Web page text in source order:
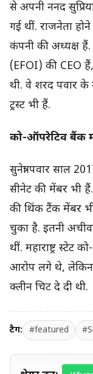
से अपनी ननद
गई थीं. राजनेता होने
कंपनी की अध्यक्ष
(EFOI) की CEO
थी. वे शरद पवार के
ट्रस्ट भी हैं.
को-ऑपरेटिव बैंक
सुनेत्रा पवार साल
सीनेट की मेंबर भी हैं.
की थिंक टैंक मेंबर भी
चुका है. इतनी
थीं. महाराष्ट्र स्टेट
आरोप लगे थे, लेकिन
क्लीन चिट दे दी थी.
टैग: #featured